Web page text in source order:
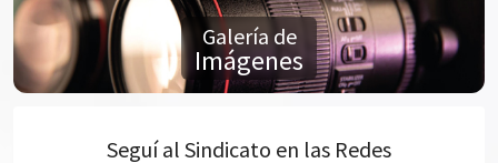
Galería de
Imágenes
Seguí al Sindicato en las Redes